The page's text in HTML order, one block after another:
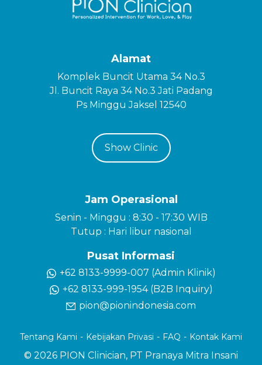
Alamat
Komplek Buncit Utama 34 No.3
Jl. Buncit Raya 34 No.3 Jati Padang
Ps Minggu Jaksel 12540
Show Clinic
Jam Operasional
Senin - Minggu : 8:30 - 17:30 WIB
Tutup : Hari libur nasional
Pusat Informasi
+62 8133-9999-007 (Admin Klinik)
+62 8133-999-1954 (B2B Inquiry)
pion@pionindonesia.com
Tentang Kami Kebijakan Privasi FAQ Kontak Kami
© 2026 PION Clinician, PT Pranaya Mitra Insani